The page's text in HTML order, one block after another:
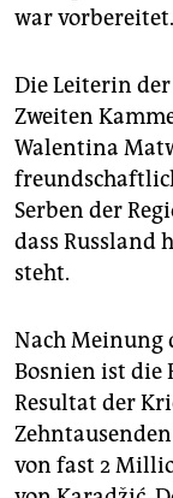
war vorbereitet.
Die Leiterin
Zweiten
Walentina
Serben der
dass Russland
steht.
Nach Meinung
Bosnien ist die
Resultat der
von fast 2